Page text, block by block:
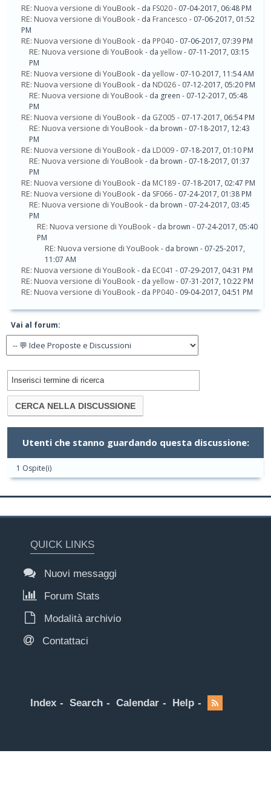
RE: Nuova versione di YouBook- da FS020- 07-04-2017, 06:48 PM
RE: Nuova versione di YouBook- da Francesco - 07-06-2017, 01:52
PM
RE: Nuova versione di YouBook- da PP040- 07-06-2017, 07:39 PM
RE: Nuova versione di YouBook- da yellow- 07-11-2017, 03:15
PM
RE: Nuova versione di YouBook- da yellow- 07-10-2017, 11:54 AM
RE: Nuova versione di YouBook- da ND026- 07-12-2017, 05:20 PM
RE: Nuova versione di YouBook- da green - 07-12-2017, 05:48
PM
RE: Nuova versione di YouBook- da GZ005 - 07-17-2017, 06:54 PM
RE: Nuova versione di YouBook- da brown - 07-18-2017, 12:43
PM
RE: Nuova versione di YouBook- da LD009- 07-18-2017, 01:10 PM
RE: Nuova versione di YouBook- da brown - 07-18-2017, 01:37
PM
RE: Nuova versione di YouBook- da MC189- 07-18-2017, 02:47 PM
RE: Nuova versione di YouBook- da SF066- 07-24-2017, 01:38 PM
RE: Nuova versione di YouBook- da brown - 07-24-2017, 03:45
PM
RE: Nuova versione di YouBook- da brown - 07-24-2017, 05:40
PM
RE: Nuova versione di YouBook- da brown - 07-25-2017,
11:07 AM
RE: Nuova versione di YouBook- da EC041 - 07-29-2017, 04:31 PM
RE: Nuova versione di YouBook- da yellow- 07-31-2017, 10:22 PM
RE: Nuova versione di YouBook- da PP040- 09-04-2017, 04:51 PM
Vai al forum:
Utenti che stanno guardando questa discussione:
1 Ospite(i)
QUICK LINKS
Nuovi messaggi
Forum Stats
Modalità archivio
Contattaci
Index Search Calendar Help